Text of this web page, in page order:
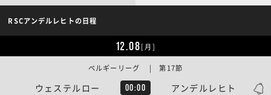
RSCアンデルレヒトの日程
12.08[月]
ウェステルロー 00:00 アンデルレヒト
ベルギーリーグ | 第17節